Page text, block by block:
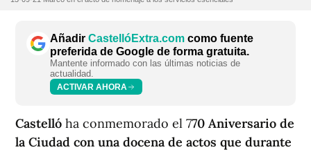
Añadir CastellóExtra.com como fuente
preferida de Google de forma gratuita.
Mantente informado con las últimas noticias de
actualidad.
ACTIVAR AHORA
Castelló ha conmemorado el 770 Aniversario de
la Ciudad con una docena de actos que durante